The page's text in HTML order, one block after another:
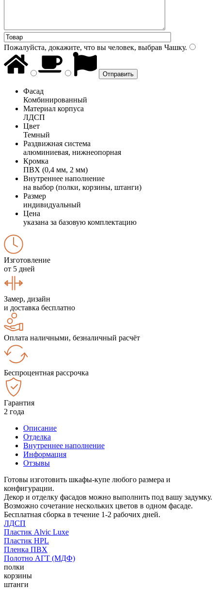
Пожалуйста, докажите, что вы человек, выбрав Чашку.
Фасад
Комбинированный
Материал корпуса
ЛДСП
Цвет
Темный
Раздвижная система
алюминиевая, нижнеопорная
Кромка
ПВХ (0,4 мм, 2 мм)
Внутреннее наполнение
на выбор (полки, корзины, штанги)
Размер
индивидуальный
Цена
указана за базовую комплектацию
Изготовление
от 5 дней
Замер, дизайн
и доставка бесплатно
Оплата наличными, безналичный расчёт
Беспроцентная рассрочка
Гарантия
2 года
Описание
Отделка
Внутреннее наполнение
Информация
Отзывы
Готовы изготовить шкафы-купе любого размера и
конфигурации.
Декор и отделку фасадов можно выполнить под вашу задумку.
Возможно сочетание нескольких цветов в одном фасаде.
Бесплатная сборка в течение 1-2 рабочих дней.
ЛДСП
Пластик Alvic Luxe
Пластик HPL
Пленка ПВХ
Полотно АГТ (МДФ)
полки
корзины
штанги